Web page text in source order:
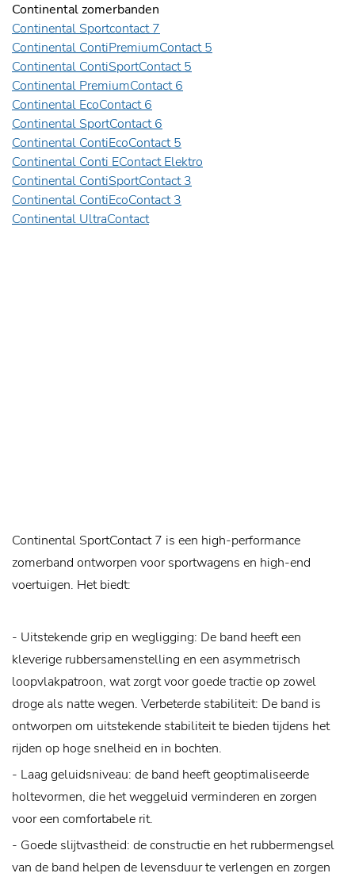
Continental zomerbanden
Continental Sportcontact 7
Continental ContiPremiumContact 5
Continental ContiSportContact 5
Continental PremiumContact 6
Continental EcoContact 6
Continental SportContact 6
Continental ContiEcoContact 5
Continental Conti EContact Elektro
Continental ContiSportContact 3
Continental ContiEcoContact 3
Continental UltraContact
Continental SportContact 7 is een high-performance
zomerband ontworpen voor sportwagens en high-end
voertuigen. Het biedt:
- Uitstekende grip en wegligging: De band heeft een
kleverige rubbersamenstelling en een asymmetrisch
loopvlakpatroon, wat zorgt voor goede tractie op zowel
droge als natte wegen. Verbeterde stabiliteit: De band is
ontworpen om uitstekende stabiliteit te bieden tijdens het
rijden op hoge snelheid en in bochten.
- Laag geluidsniveau: de band heeft geoptimaliseerde
holtevormen, die het weggeluid verminderen en zorgen
voor een comfortabele rit.
- Goede slijtvastheid: de constructie en het rubbermengsel
van de band helpen de levensduur te verlengen en zorgen